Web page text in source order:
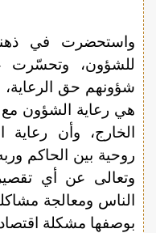
واستحضرت في ذهني
للشؤون، وتحسّرت
شؤونهم حق الرعاية،
هي رعاية الشؤون مع
الخارج، وأن
روحية بين الحاكم
وتعالى عن أي
الناس ومعالجة
بوصفها مشكلة